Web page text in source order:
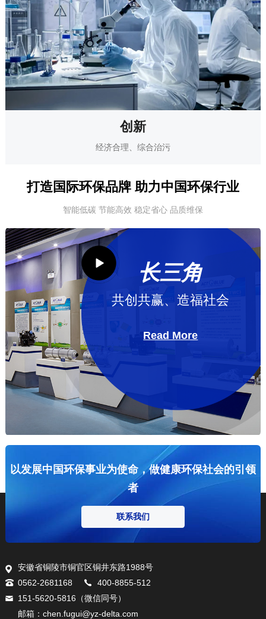
创新
经济合理、综合治污
打造国际环保品牌 助力中国环保行业
智能低碳 节能高效 稳定省心 品质维保
长三角
共创共赢、造福社会
Read More
以发展中国环保事业为使命，做健康环保社会的引领
者
联系我们
安徽省铜陵市铜官区铜井东路1988号
0562-2681168
400-8855-512
151-5620-5816（微信同号）
邮箱：chen.fugui@yz-delta.com